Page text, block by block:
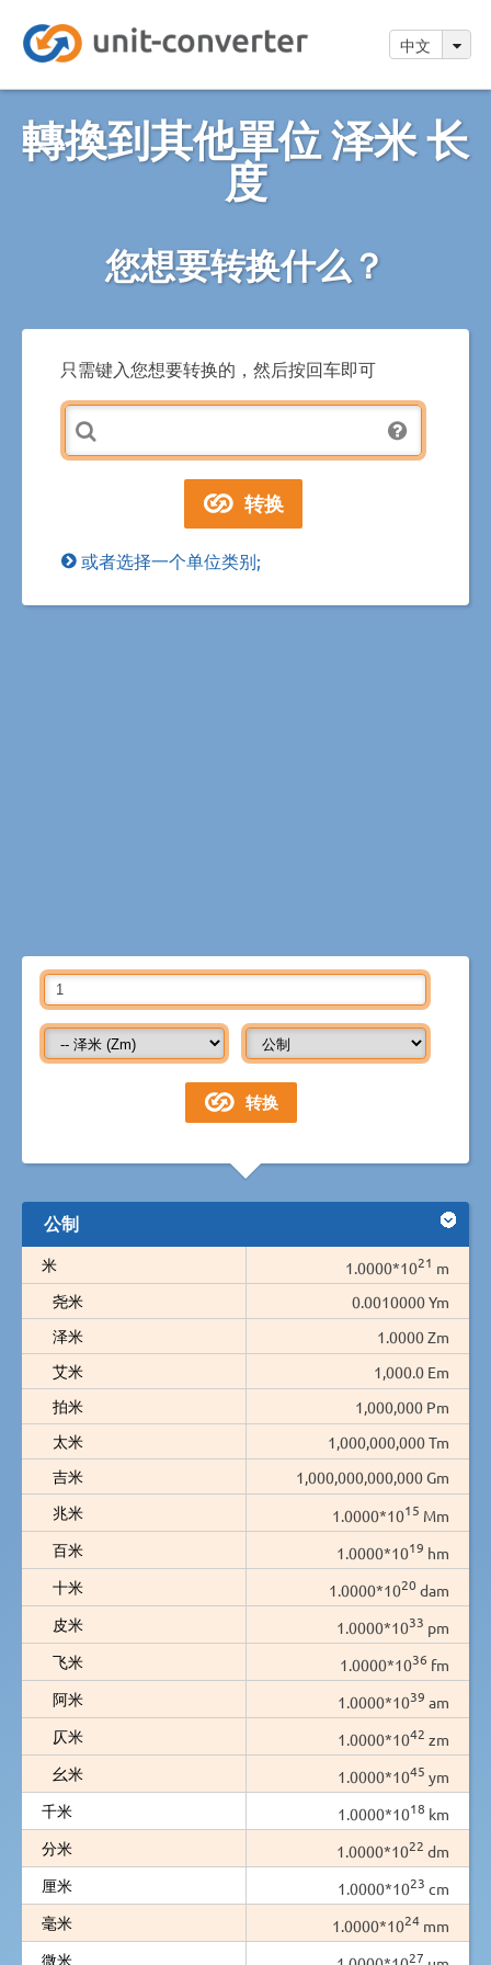
中文
轉換到其他單位 泽米 长
度
您想要转换什么？
只需键入您想要转换的，然后按回车即可
或者选择一个单位类别;
公制
米 1.0000*1021 m
尧米
0.0010000 Ym
泽米
1.0000 Zm
艾米
1,000.0 Em
拍米
1,000,000 Pm
太米
1,000,000,000 Tm
吉米
1,000,000,000,000 Gm
兆米
1.0000*1015 Mm
百米
1.0000*1019 hm
十米
1.0000*1020 dam
皮米
1.0000*1033 pm
飞米
1.0000*1036 fm
阿米
1.0000*1039 am
仄米
1.0000*1042 zm
幺米
1.0000*1045 ym
千米
1.0000*1018 km
分米
1.0000*1022 dm
厘米
1.0000*1023 cm
毫米
1.0000*1024 mm
微米
27